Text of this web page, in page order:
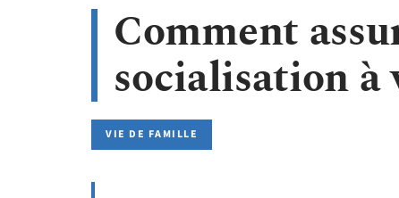
Comment
socialisation à
VIE DE FAMILLE